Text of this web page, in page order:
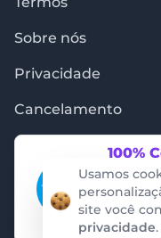
100%
Essas
auditoria
Usamos
site você
privacidade.
Sobre nós
Privacidade
Cancelamento
Copyright ©